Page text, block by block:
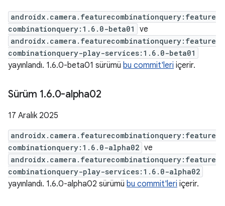
androidx.camera.featurecombinationquery:feature
combinationquery:1.6.0-beta01
ve
androidx.camera.featurecombinationquery:feature
combinationquery-play-services:1.6.0-beta01
yayınlandı. 1.6.0-beta01 sürümü bu commit'leri içerir.
Sürüm 1.6.0-alpha02
17 Aralık 2025
androidx.camera.featurecombinationquery:feature
combinationquery:1.6.0-alpha02 ve
androidx.camera.featurecombinationquery:feature
combinationquery-play-services:1.6.0-alpha02
yayınlandı. 1.6.0-alpha02 sürümü bu commit'leri içerir.